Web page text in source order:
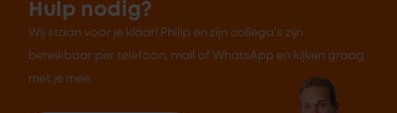
Hulp nodig?
Wij staan voor je klaar! Philip en zijn collega's zijn
bereikbaar per telefoon, mail of WhatsApp en kijken graag
met je mee.